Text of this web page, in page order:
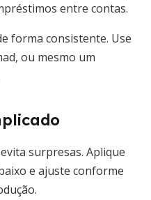
entre contas.
forma consistente. Use
ou mesmo um
surpresas. Aplique
e ajuste conforme